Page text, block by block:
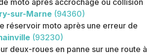
sur-Marne (94360)
réservoir moto après une erreur de
(93230)
deux-roues en panne sur une route à